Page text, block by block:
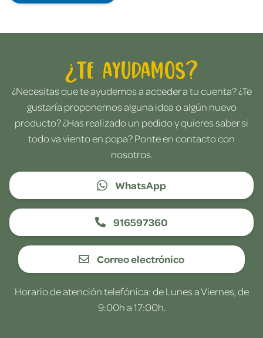
¿Te ayudamos?
¿Necesitas que te ayudemos a acceder a tu cuenta? ¿Te
gustaría proponernos alguna idea o algún nuevo
producto? ¿Has realizado un pedido y quieres saber si
todo va viento en popa? Ponte en contacto con
nosotros.
WhatsApp
916597360
Correo electrónico
Horario de atención telefónica: de Lunes a Viernes, de
9:00h a 17:00h.